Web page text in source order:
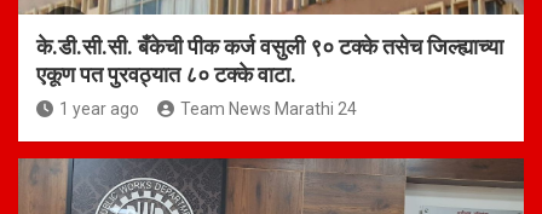
के.डी.सी.सी. बँकेची पीक कर्ज वसुली ९० टक्के तसेच जिल्ह्याच्या
एकूण पत पुरवठ्यात ८० टक्के वाटा.
1 year ago Team News Marathi 24